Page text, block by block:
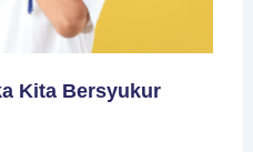
Kita Bersyukur